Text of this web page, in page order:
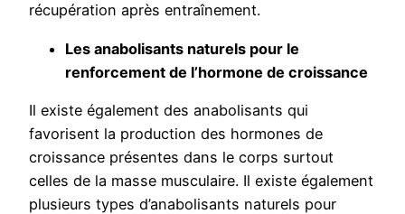
récupération après entraînement.
Les anabolisants naturels pour le
renforcement de l’hormone de croissance
Il existe également des anabolisants qui
favorisent la production des hormones de
croissance présentes dans le corps surtout
celles de la masse musculaire. Il existe également
plusieurs types d’anabolisants naturels pour